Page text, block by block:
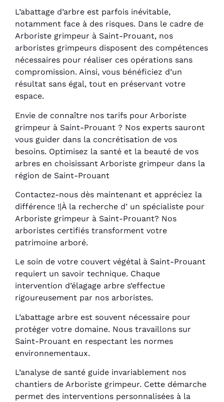
L’abattage d’arbre est parfois inévitable,
notamment face à des risques. Dans le cadre de
Arboriste grimpeur à Saint-Prouant, nos
arboristes grimpeurs disposent des compétences
nécessaires pour réaliser ces opérations sans
compromission. Ainsi, vous bénéficiez d’un
résultat sans égal, tout en préservant votre
espace.
Envie de connaître nos tarifs pour Arboriste
grimpeur à Saint-Prouant ? Nos experts sauront
vous guider dans la concrétisation de vos
besoins. Optimisez la santé et la beauté de vos
arbres en choisissant Arboriste grimpeur dans la
région de Saint-Prouant
Contactez-nous dès maintenant et appréciez la
différence !|À la recherche d’ un spécialiste pour
Arboriste grimpeur à Saint-Prouant? Nos
arboristes certifiés transforment votre
patrimoine arboré.
Le soin de votre couvert végétal à Saint-Prouant
requiert un savoir technique. Chaque
intervention d’élagage arbre s’effectue
rigoureusement par nos arboristes.
L’abattage arbre est souvent nécessaire pour
protéger votre domaine. Nous travaillons sur
Saint-Prouant en respectant les normes
environnementaux.
L’analyse de santé guide invariablement nos
chantiers de Arboriste grimpeur. Cette démarche
permet des interventions personnalisées à la